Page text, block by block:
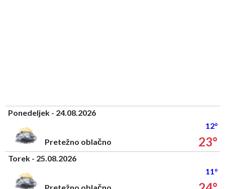
Ponedeljek - 24.08.2026
12°
Pretežno oblačno
23°
Torek - 25.08.2026
11°